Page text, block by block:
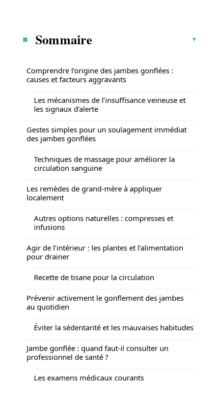
Sommaire
Comprendre l’origine des jambes gonflées :
causes et facteurs aggravants
Les mécanismes de l’insuffisance veineuse et
les signaux d’alerte
Gestes simples pour un soulagement immédiat
des jambes gonflées
Techniques de massage pour améliorer la
circulation sanguine
Les remèdes de grand-mère à appliquer
localement
Autres options naturelles : compresses et
infusions
Agir de l’intérieur : les plantes et l’alimentation
pour drainer
Recette de tisane pour la circulation
Prévenir activement le gonflement des jambes
au quotidien
Éviter la sédentarité et les mauvaises habitudes
Jambe gonflée : quand faut-il consulter un
professionnel de santé ?
Les examens médicaux courants